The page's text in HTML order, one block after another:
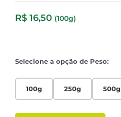
R$ 16,50 (100g)
Selecione a opção de Peso:
100g 250g 500g